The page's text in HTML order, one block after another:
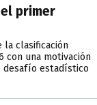
primer
la clasificación
con una motivación
desafío estadístico